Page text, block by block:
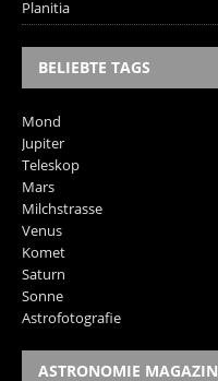
Planitia
BELIEBTE TAGS
Mond
Jupiter
Teleskop
Mars
Milchstrasse
Venus
Komet
Saturn
Sonne
Astrofotografie
ASTRONOMIE MAGAZIN